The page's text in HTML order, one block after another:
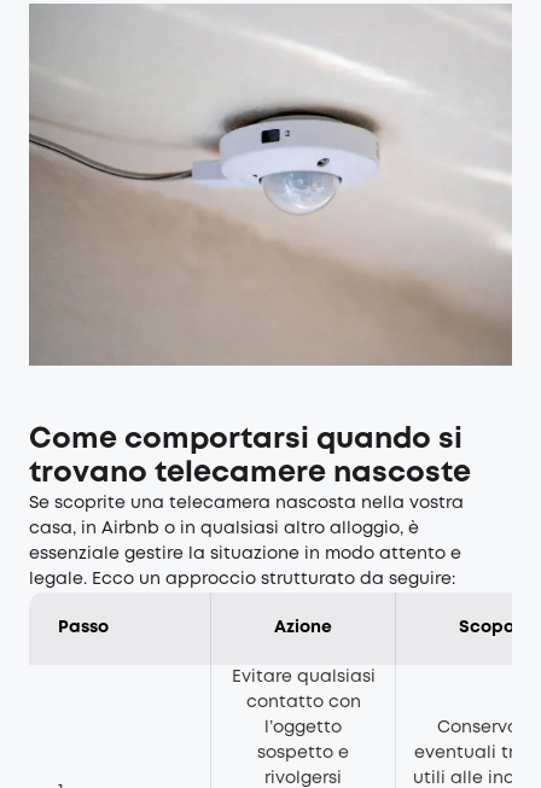
Come comportarsi quando si
trovano telecamere nascoste
Se scoprite una telecamera nascosta nella vostra
casa, in Airbnb o in qualsiasi altro alloggio, è
essenziale gestire la situazione in modo attento e
legale. Ecco un approccio strutturato da seguire:
Passo Azione Scopo
Evitare qualsiasi
contatto con
l’oggetto
sospetto e
rivolgersi
Conservare
eventuali
utili alle